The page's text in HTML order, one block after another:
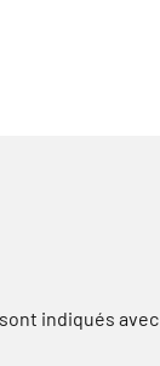
indiqués avec